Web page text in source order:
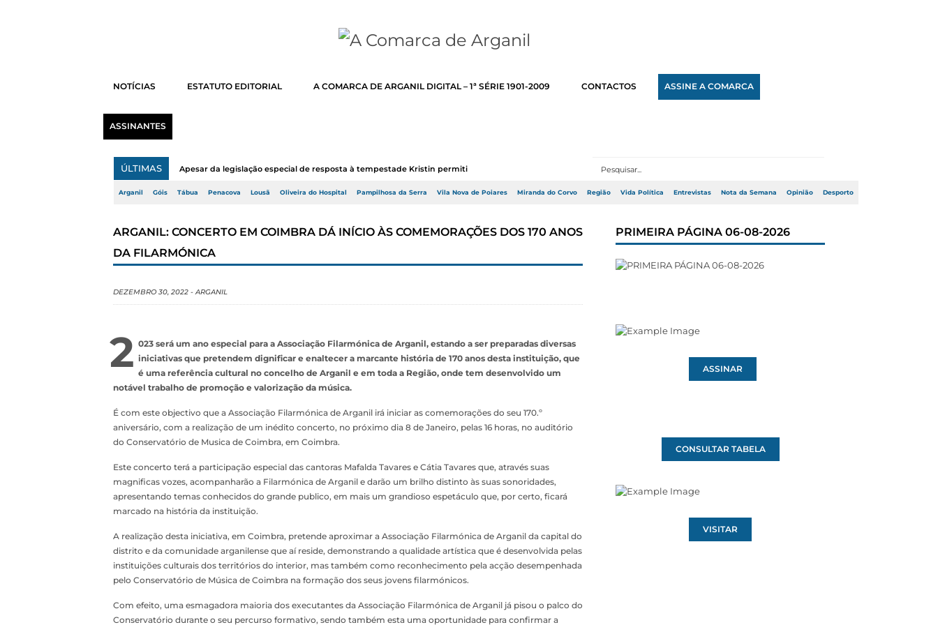
NOTÍCIAS ESTATUTO EDITORIAL A COMARCA DE ARGANIL DIGITAL – 1ª SÉRIE 1901-2009 CONTACTOS ASSINE A COMARCA
ASSINANTES
ÚLTIMAS Apesar da legislação especial de resposta à tempestade Kristin permitir a adj...
Arganil Góis Tábua Penacova Lousã Oliveira do Hospital Pampilhosa da Serra Vila Nova de Poiares Miranda do Corvo Região Vida Política Entrevistas Nota da Semana Opinião Desporto
ARGANIL: CONCERTO EM COIMBRA DÁ INÍCIO ÀS COMEMORAÇÕES DOS 170 ANOS
DA FILARMÓNICA
DEZEMBRO 30, 2022 -ARGANIL
2 023 será um ano especial para a Associação Filarmónica de Arganil, estando a ser preparadas diversas
iniciativas que pretendem dignificar e enaltecer a marcante história de 170 anos desta instituição, que
é uma referência cultural no concelho de Arganil e em toda a Região, onde tem desenvolvido um
notável trabalho de promoção e valorização da música.
É com este objectivo que a Associação Filarmónica de Arganil irá iniciar as comemorações do seu 170.º
aniversário, com a realização de um inédito concerto, no próximo dia 8 de Janeiro, pelas 16 horas, no auditório
do Conservatório de Musica de Coimbra, em Coimbra.
Este concerto terá a participação especial das cantoras Mafalda Tavares e Cátia Tavares que, através suas
magnificas vozes, acompanharão a Filarmónica de Arganil e darão um brilho distinto às suas sonoridades,
apresentando temas conhecidos do grande publico, em mais um grandioso espetáculo que, por certo, ficará
marcado na história da instituição.
A realização desta iniciativa, em Coimbra, pretende aproximar a Associação Filarmónica de Arganil da capital do
distrito e da comunidade arganilense que aí reside, demonstrando a qualidade artística que é desenvolvida pelas
instituições culturais dos territórios do interior, mas também como reconhecimento pela acção desempenhada
pelo Conservatório de Música de Coimbra na formação dos seus jovens filarmónicos.
Com efeito, uma esmagadora maioria dos executantes da Associação Filarmónica de Arganil já pisou o palco do
Conservatório durante o seu percurso formativo, sendo também esta uma oportunidade para confirmar a
PRIMEIRA PÁGINA 06-08-2026
ASSINAR
CONSULTAR TABELA
VISITAR